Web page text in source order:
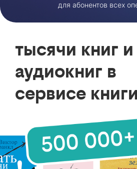
для абонентов всех
тысячи книг и
аудиокниг в
сервисе